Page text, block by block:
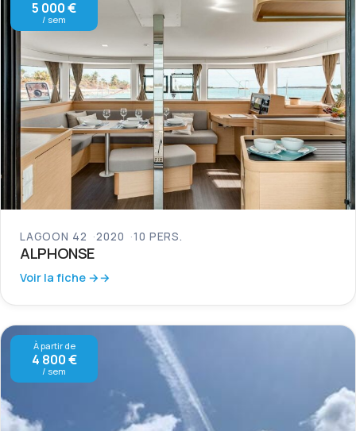
5 000 €
/ sem
LAGOON 42 2020 10 PERS.
ALPHONSE
Voir la fiche →
À partir de
4 800 €
/ sem